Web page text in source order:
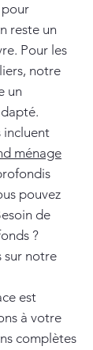
pour
reste un
Pour les
notre
un
incluent
ménage
pouvez
de
?
sur notre
est
à votre
complètes